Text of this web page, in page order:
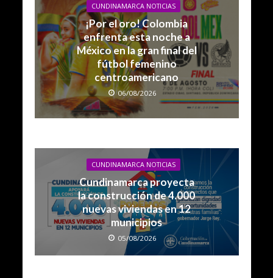
CUNDINAMARCA NOTICIAS
¡Por el oro! Colombia
enfrenta esta noche a
México en la gran final del
fútbol femenino
centroamericano
06/08/2026
CUNDINAMARCA NOTICIAS
Cundinamarca proyecta
la construcción de 4.000
nuevas viviendas en 12
municipios
05/08/2026